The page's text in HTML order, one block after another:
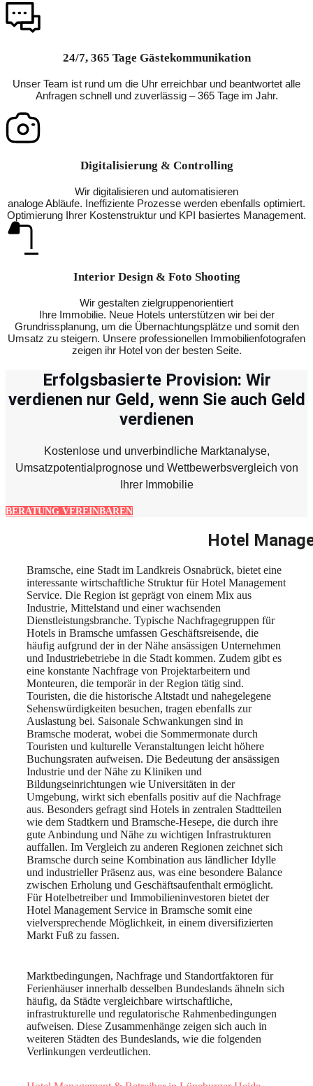
24/7, 365 Tage Gästekommunikation
Unser Team ist rund um die Uhr erreichbar und beantwortet alle
Anfragen schnell und zuverlässig – 365 Tage im Jahr.
Digitalisierung & Controlling
Wir digitalisieren und automatisieren
analoge Abläufe. Ineffiziente Prozesse werden ebenfalls optimiert.
Optimierung Ihrer Kostenstruktur und KPI basiertes Management.
Interior Design & Foto Shooting
Wir gestalten zielgruppenorientiert
Ihre Immobilie. Neue Hotels unterstützen wir bei der
Grundrissplanung, um die Übernachtungsplätze und somit den
Umsatz zu steigern. Unsere professionellen Immobilienfotografen
zeigen ihr Hotel von der besten Seite.
Erfolgsbasierte Provision: Wir
verdienen nur Geld, wenn Sie auch Geld
verdienen
Kostenlose und unverbindliche Marktanalyse,
Umsatzpotentialprognose und Wettbewerbsvergleich von
Ihrer Immobilie
BERATUNG VEREINBAREN
Hotel
Bramsche, eine Stadt im Landkreis Osnabrück, bietet eine
interessante wirtschaftliche Struktur für Hotel Management
Service. Die Region ist geprägt von einem Mix aus
Industrie, Mittelstand und einer wachsenden
Dienstleistungsbranche. Typische Nachfragegruppen für
Hotels in Bramsche umfassen Geschäftsreisende, die
häufig aufgrund der in der Nähe ansässigen Unternehmen
und Industriebetriebe in die Stadt kommen. Zudem gibt es
eine konstante Nachfrage von Projektarbeitern und
Monteuren, die temporär in der Region tätig sind.
Touristen, die die historische Altstadt und nahegelegene
Sehenswürdigkeiten besuchen, tragen ebenfalls zur
Auslastung bei. Saisonale Schwankungen sind in
Bramsche moderat, wobei die Sommermonate durch
Touristen und kulturelle Veranstaltungen leicht höhere
Buchungsraten aufweisen. Die Bedeutung der ansässigen
Industrie und der Nähe zu Kliniken und
Bildungseinrichtungen wie Universitäten in der
Umgebung, wirkt sich ebenfalls positiv auf die Nachfrage
aus. Besonders gefragt sind Hotels in zentralen Stadtteilen
wie dem Stadtkern und Bramsche-Hesepe, die durch ihre
gute Anbindung und Nähe zu wichtigen Infrastrukturen
auffallen. Im Vergleich zu anderen Regionen zeichnet sich
Bramsche durch seine Kombination aus ländlicher Idylle
und industrieller Präsenz aus, was eine besondere Balance
zwischen Erholung und Geschäftsaufenthalt ermöglicht.
Für Hotelbetreiber und Immobilieninvestoren bietet der
Hotel Management Service in Bramsche somit eine
vielversprechende Möglichkeit, in einem diversifizierten
Markt Fuß zu fassen.
Marktbedingungen, Nachfrage und Standortfaktoren für
Ferienhäuser innerhalb desselben Bundeslands ähneln sich
häufig, da Städte vergleichbare wirtschaftliche,
infrastrukturelle und regulatorische Rahmenbedingungen
aufweisen. Diese Zusammenhänge zeigen sich auch in
weiteren Städten des Bundeslands, wie die folgenden
Verlinkungen verdeutlichen.